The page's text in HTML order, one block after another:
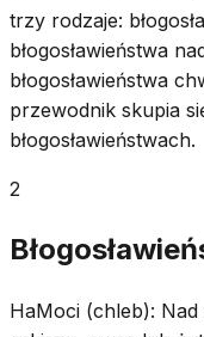
trzy rodzaje:
błogosławieństwa
błogosławieństwa
przewodnik skupia
błogosławieństwach.
2
HaMoci (chleb):